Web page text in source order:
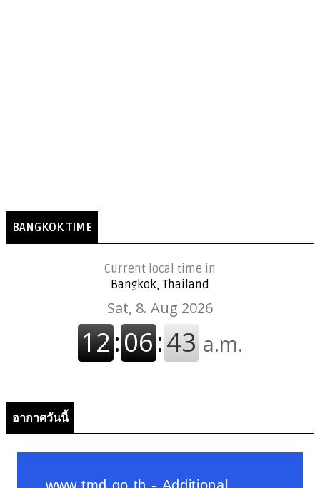
BANGKOK TIME
Current local time in
Bangkok, Thailand
อากาศวันนี้